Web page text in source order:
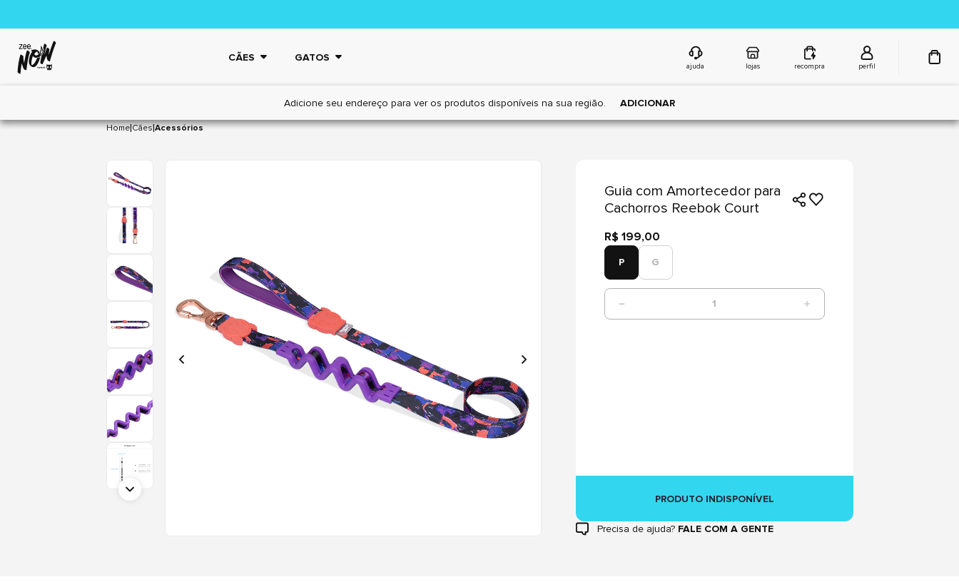
CÃES GATOS
ajuda lojas recompra perfil
Adicione seu endereço para ver os produtos disponíveis na sua região. ADICIONAR
Home|Cães|Acessórios
Guia com Amortecedor para
Cachorros Reebok Court
R$ 199,00
P G
1
PRODUTO INDISPONÍVEL
Precisa de ajuda? FALE COM A GENTE